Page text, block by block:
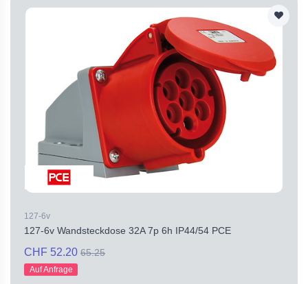
127-6v
127-6v Wandsteckdose 32A 7p 6h IP44/54 PCE
CHF 52.20 65.25
Auf Anfrage